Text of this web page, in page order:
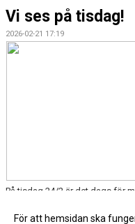
Vi ses på tisdag!
2026-02-21 17:19
På tisdag 24/2 är det dags för
För att hemsidan ska